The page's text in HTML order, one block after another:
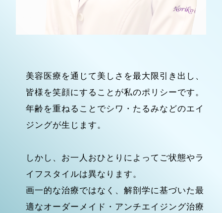
美容医療を通じて美しさを最大限引き出し、
皆様を笑顔にすることが私のポリシーです。
年齢を重ねることでシワ・たるみなどのエイ
ジングが生じます。
しかし、お一人おひとりによってご状態やラ
イフスタイルは異なります。
画一的な治療ではなく、解剖学に基づいた最
適なオーダーメイド・アンチエイジング治療